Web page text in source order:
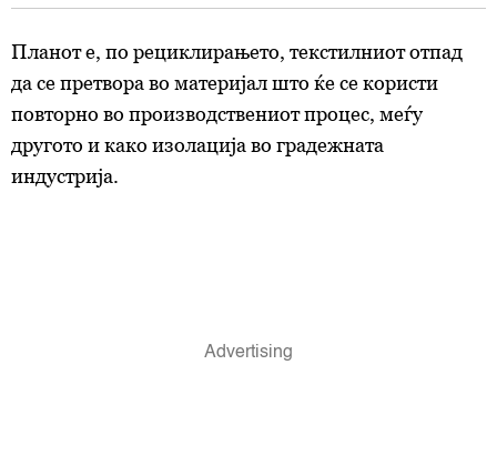
Планот е, по рециклирањето, текстилниот отпад
да се претвора во материјал што ќе се користи
повторно во производствениот процес, меѓу
другото и како изолација во градежната
индустрија.